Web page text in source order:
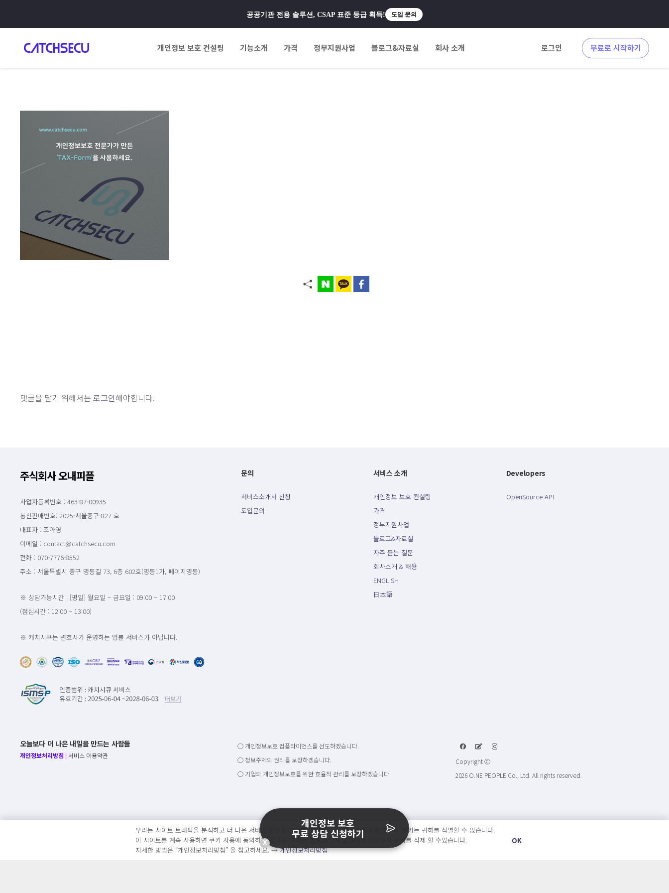
공공기관 전용 솔루션, CSAP 표준 등급 획득! 도입 문의
개인정보 보호 컨설팅 기능소개 가격 정부지원사업 블로그&자료실 회사 소개 로그인 무료로 시작하기
댓글을 달기 위해서는 로그인해야합니다.
주식회사 오내피플
사업자등록번호 : 463-87-00935
통신판매번호: 2025-서울중구-827 호
대표자 : 조아영
이메일 : contact@catchsecu.com
전화 : 070-7776-8552
주소 : 서울특별시 중구 명동길 73, 6층 602호(명동1가, 페이지명동)
※ 상담가능시간 : [평일] 월요일 ~ 금요일 : 09:00 ~ 17:00
(점심시간 : 12:00 ~ 13:00)
※ 캐치시큐는 변호사가 운영하는 법률 서비스가 아닙니다.
문의
서비스소개서 신청
도입문의
서비스 소개
개인정보 보호 컨설팅
가격
정부지원사업
블로그&자료실
자주 묻는 질문
회사소개 & 채용
ENGLISH
日本語
Developers
OpenSource API
오늘보다 더 나은 내일을 만드는 사람들
개인정보처리방침 | 서비스 이용약관
○ 개인정보보호 컴플라이언스를 선도하겠습니다.
○ 정보주체의 권리를 보장하겠습니다.
○ 기업의 개인정보보호를 위한 효율적 관리를 보장하겠습니다.
Copyright Ⓒ
2026 O.NE PEOPLE Co., Ltd. All rights reserved.
우리는 사이트 트래픽을 분석하고 더 나은 서비스 환경을 제공하기 위하여 필수 쿠키를 사용합니다. 쿠키는 귀하를 식별할 수 없습니다.
이 사이트를 계속 사용하면 쿠키 사용에 동의하게 됩니다. 귀하는 웹브라우져 설정에서 언제든지 쿠키를 삭제 할 수있습니다.
자세한 방법은 “개인정보처리방침” 을 참고하세요. →개인정보처리방침
OK
X
개인정보 보호
무료 상담 신청하기